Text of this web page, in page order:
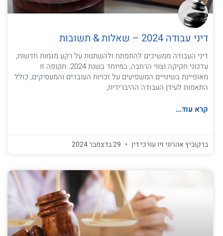
דיני עבודה 2024 – שאלות & תשובות
דיני העבודה ממשיכים להתפתח ולהשתנות על רקע מגמות חדשות,
עדכוני חקיקה וצווי הרחבה, במיוחד בשנת 2024. תקופה זו
מאופיינת בשינויים המשפיעים על זכויות העובדים והמעסיקים, כולל
התאמות לעידן העבודה ההיברידית,
קרא עוד...
ברקוביץ אהרוני זיו עורכי דין